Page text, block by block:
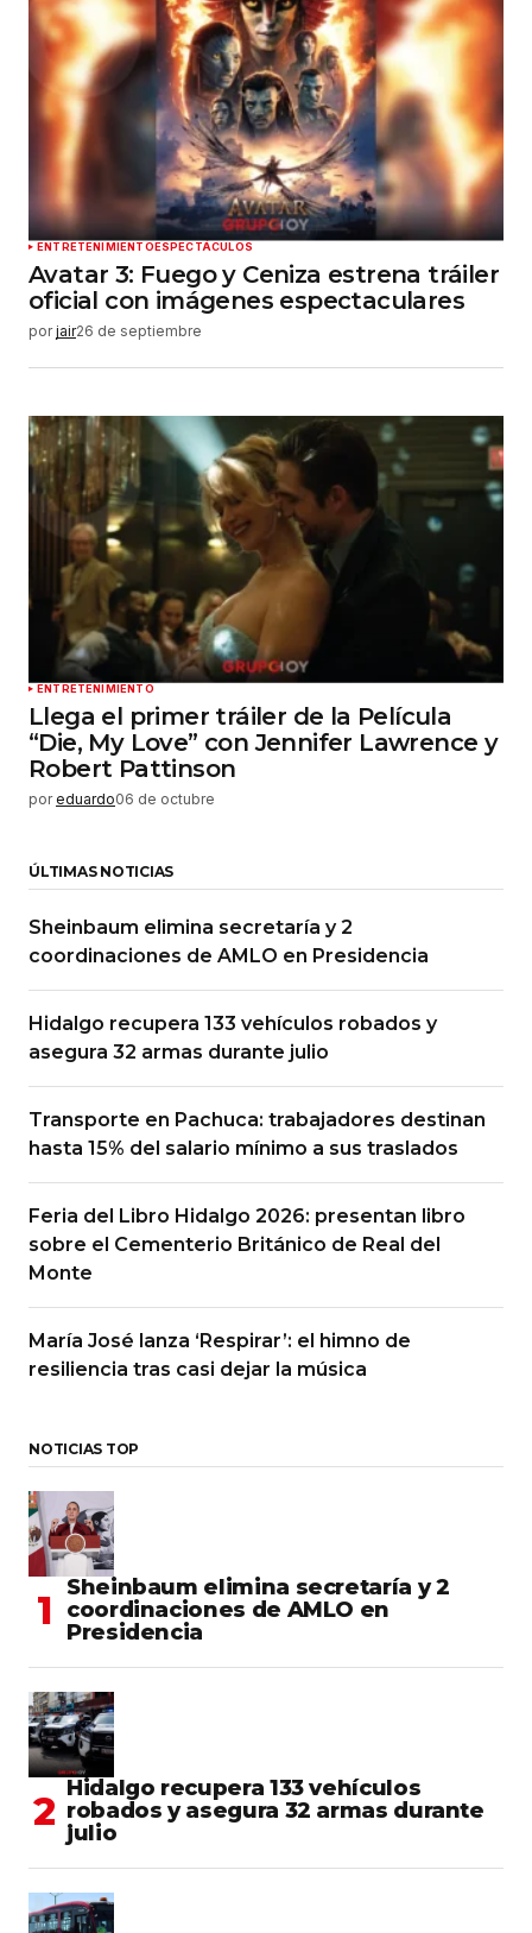
ENTRETENIMIENTOESPECTÁCULOS
Avatar 3: Fuego y Ceniza estrena tráiler
oficial con imágenes espectaculares
por jair26 de septiembre
ENTRETENIMIENTO
Llega el primer tráiler de la Película
“Die, My Love” con Jennifer Lawrence y
Robert Pattinson
por eduardo06 de octubre
ÚLTIMAS NOTICIAS
Sheinbaum elimina secretaría y 2
coordinaciones de AMLO en Presidencia
Hidalgo recupera 133 vehículos robados y
asegura 32 armas durante julio
Transporte en Pachuca: trabajadores destinan
hasta 15% del salario mínimo a sus traslados
Feria del Libro Hidalgo 2026: presentan libro
sobre el Cementerio Británico de Real del
Monte
María José lanza ‘Respirar’: el himno de
resiliencia tras casi dejar la música
NOTICIAS TOP
Sheinbaum elimina secretaría y 2
coordinaciones de AMLO en
Presidencia
Hidalgo recupera 133 vehículos
robados y asegura 32 armas durante
julio